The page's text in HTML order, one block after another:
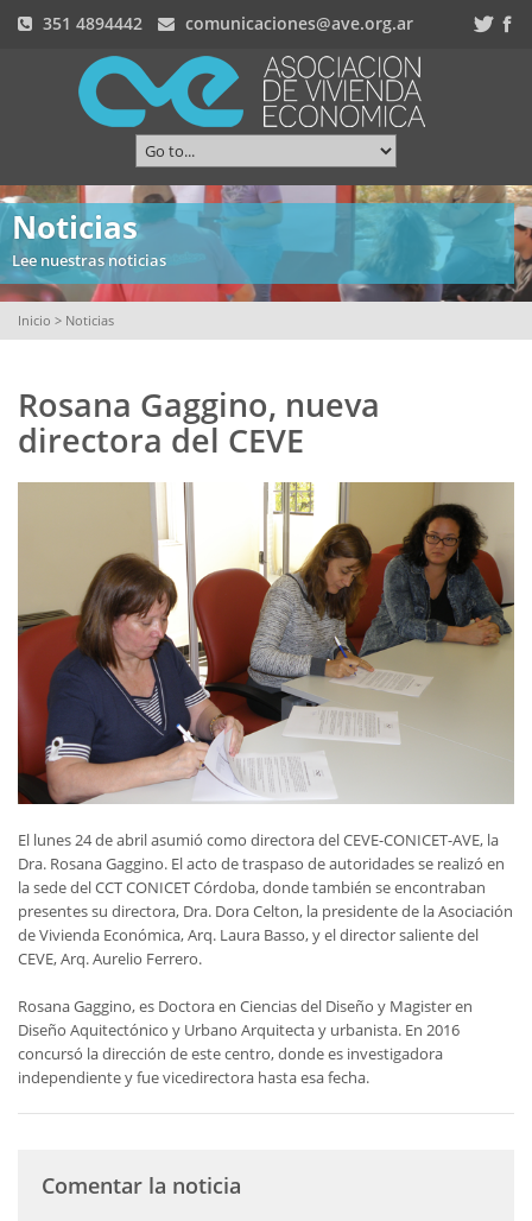
351 4894442 comunicaciones@ave.org.ar
Noticias
Lee nuestras noticias
Inicio > Noticias
Rosana Gaggino, nueva
directora del CEVE
El lunes 24 de abril asumió como directora del CEVE-CONICET-AVE, la
Dra. Rosana Gaggino. El acto de traspaso de autoridades se realizó en
la sede del CCT CONICET Córdoba, donde también se encontraban
presentes su directora, Dra. Dora Celton, la presidente de la Asociación
de Vivienda Económica, Arq. Laura Basso, y el director saliente del
CEVE, Arq. Aurelio Ferrero.
Rosana Gaggino, es Doctora en Ciencias del Diseño y Magister en
Diseño Aquitectónico y Urbano Arquitecta y urbanista. En 2016
concursó la dirección de este centro, donde es investigadora
independiente y fue vicedirectora hasta esa fecha.
Comentar la noticia